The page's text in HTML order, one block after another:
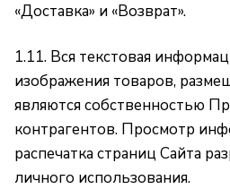
«Доставка» и «Возврат».
1.11. Вся текстовая
изображения товаров,
являются собственностью
контрагентов. Просмотр
распечатка страниц Сайта
личного использования.